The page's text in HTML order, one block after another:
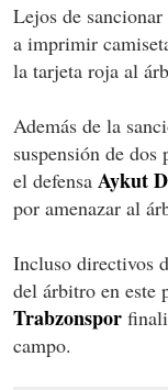
Lejos de
a imprimir
la tarjeta roja al
Además de la
suspensión de
el defensa Aykut
por amenazar al
Incluso directivos
del árbitro en este
Trabzonspor
campo.